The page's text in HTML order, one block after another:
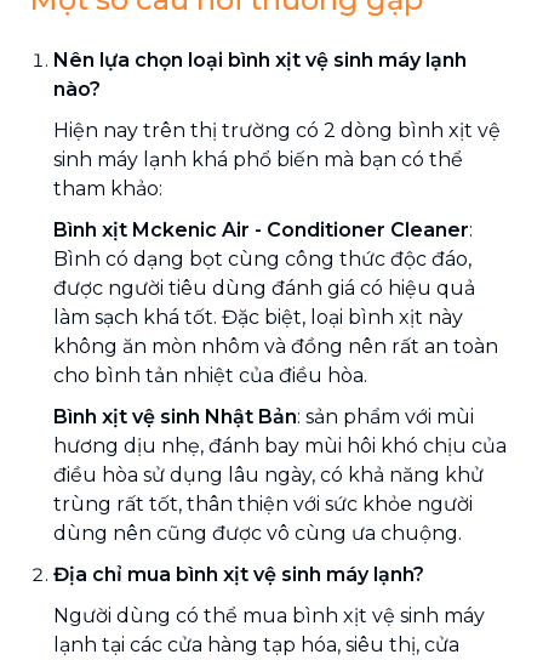
Nên lựa chọn loại bình xịt vệ sinh máy lạnh
nào?
Hiện nay trên thị trường có 2 dòng bình xịt vệ
sinh máy lạnh khá phổ biến mà bạn có thể
tham khảo:
Bình xịt Mckenic Air - Conditioner Cleaner:
Bình có dạng bọt cùng công thức độc đáo,
được người tiêu dùng đánh giá có hiệu quả
làm sạch khá tốt. Đặc biệt, loại bình xịt này
không ăn mòn nhôm và đồng nên rất an toàn
cho bình tản nhiệt của điều hòa.
Bình xịt vệ sinh Nhật Bản: sản phẩm với mùi
hương dịu nhẹ, đánh bay mùi hôi khó chịu của
điều hòa sử dụng lâu ngày, có khả năng khử
trùng rất tốt, thân thiện với sức khỏe người
dùng nên cũng được vô cùng ưa chuộng.
Địa chỉ mua bình xịt vệ sinh máy lạnh?
Người dùng có thể mua bình xịt vệ sinh máy
lạnh tại các cửa hàng tạp hóa, siêu thị, cửa